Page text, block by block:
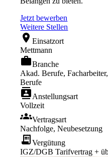
Jetzt bewerben
Weitere Stellen
location_onEinsatzort
Mettmann
workBranche
Akad. Berufe,
Berufe
contactsAnstellungsart
Vollzeit
groupsVertragsart
Nachfolge, Neubesetzung
receipt_longVergütung
IGZ/DGB Tarifvertrag +